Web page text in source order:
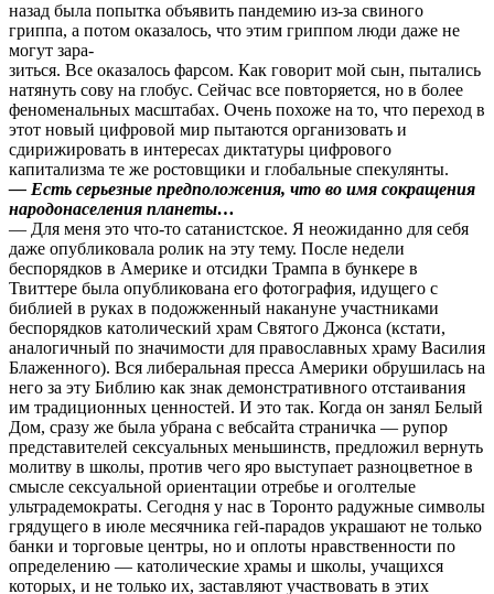
назад была попытка объявить пандемию из-за свиного
гриппа, а потом оказалось, что этим гриппом люди даже не
могут зара-
зиться. Все оказалось фарсом. Как говорит мой сын, пытались
натянуть сову на глобус. Сейчас все повторяется, но в более
феноменальных масштабах. Очень похоже на то, что переход в
этот новый цифровой мир пытаются организовать и
сдирижировать в интересах диктатуры цифрового
капитализма те же ростовщики и глобальные спекулянты.
— Есть серьезные предположения, что во имя сокращения
народонаселения планеты…
— Для меня это что-то сатанистское. Я неожиданно для себя
даже опубликовала ролик на эту тему. После недели
беспорядков в Америке и отсидки Трампа в бункере в
Твиттере была опубликована его фотография, идущего с
библией в руках в подожженный накануне участниками
беспорядков католический храм Святого Джонса (кстати,
аналогичный по значимости для православных храму Василия
Блаженного). Вся либеральная пресса Америки обрушилась на
него за эту Библию как знак демонстративного отстаивания
им традиционных ценностей. И это так. Когда он занял Белый
Дом, сразу же была убрана с вебсайта страничка — рупор
представителей сексуальных меньшинств, предложил вернуть
молитву в школы, против чего яро выступает разноцветное в
смысле сексуальной ориентации отребье и оголтелые
ультрадемократы. Сегодня у нас в Торонто радужные символы
грядущего в июле месячника гей-парадов украшают не только
банки и торговые центры, но и оплоты нравственности по
определению — католические храмы и школы, учащихся
которых, и не только их, заставляют участвовать в этих